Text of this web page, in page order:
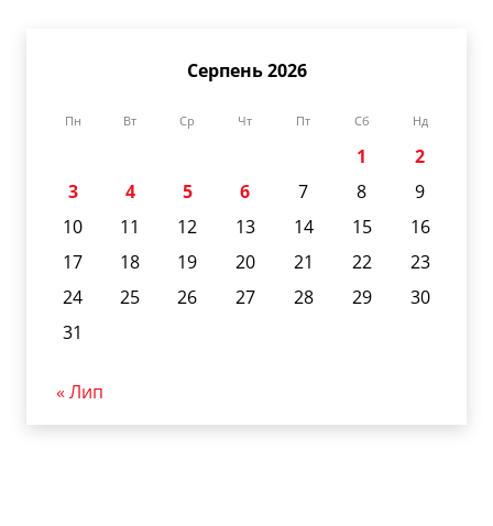
Серпень 2026
Пн Вт Ср Чт Пт Сб Нд
1
2
3
4 5 6 7 8
9
10
11 12 13 14 15
16
17
18 19 20 21 22
23
24
25 26 27 28 29
30
31
« Лип